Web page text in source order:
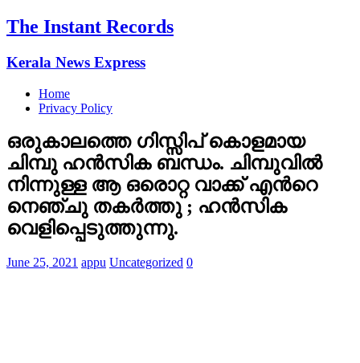
The Instant Records
Kerala News Express
Home
Privacy Policy
ഒരുകാലത്തെ ഗിസ്സിപ് കൊളമായ
ചിമ്പു ഹന്‍സിക ബന്ധം. ചിമ്പുവിൽ
നിന്നുള്ള ആ ഒരൊറ്റ വാക്ക് എന്‍റെ
നെഞ്ചു തകർത്തു ; ഹൻസിക
വെളിപ്പെടുത്തുന്നു.
June 25, 2021 appu Uncategorized 0